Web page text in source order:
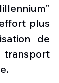
plus
de